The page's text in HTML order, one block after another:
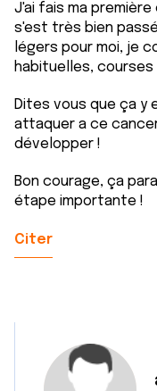
J'ai fais ma première
s'est très bien
légers pour moi, je
habituelles,
Dites vous que ça y
attaquer a ce
développer !
Bon courage, ça
étape importante !
Citer